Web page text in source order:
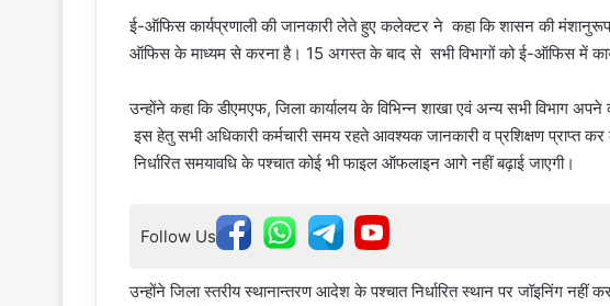
ई-ऑफिस कार्यप्रणाली की जानकारी लेते हुए कलेक्टर ने कहा कि शासन की मंशानुरूप
ऑफिस के माध्यम से करना है। 15 अगस्त के बाद से सभी विभागों को ई-ऑफिस में
उन्होंने कहा कि डीएमएफ, जिला कार्यालय के विभिन्न शाखा एवं अन्य सभी विभाग
इस हेतु सभी अधिकारी कर्मचारी समय रहते आवश्यक जानकारी व प्रशिक्षण प्राप्त
निर्धारित समयावधि के पश्चात कोई भी फाइल ऑफलाइन आगे नहीं बढ़ाई जाएगी।
Follow Us
उन्होंने जिला स्तरीय स्थानान्तरण आदेश के पश्चात निर्धारित स्थान पर जॉइनिंग नहीं